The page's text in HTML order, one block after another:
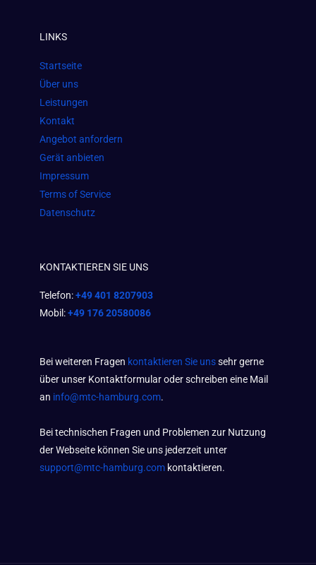
b
o
o
k
m
LINKS
Startseite
Über uns
Leistungen
Kontakt
Angebot anfordern
Gerät anbieten
Impressum
Terms of Service
Datenschutz
KONTAKTIEREN SIE UNS
Telefon:+49 401 8207903
Mobil:+49 176 20580086
Bei weiteren Fragen kontaktieren Sie unssehr gerne
über unser Kontaktformular oder schreiben eine Mail
an info@mtc-hamburg.com.
Bei technischen Fragen und Problemen zur Nutzung
der Webseite können Sie uns jederzeit unter
support@mtc-hamburg.com kontaktieren.